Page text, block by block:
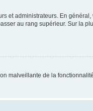
et administrateurs. En
au rang supérieur. Sur la
malveillante de la